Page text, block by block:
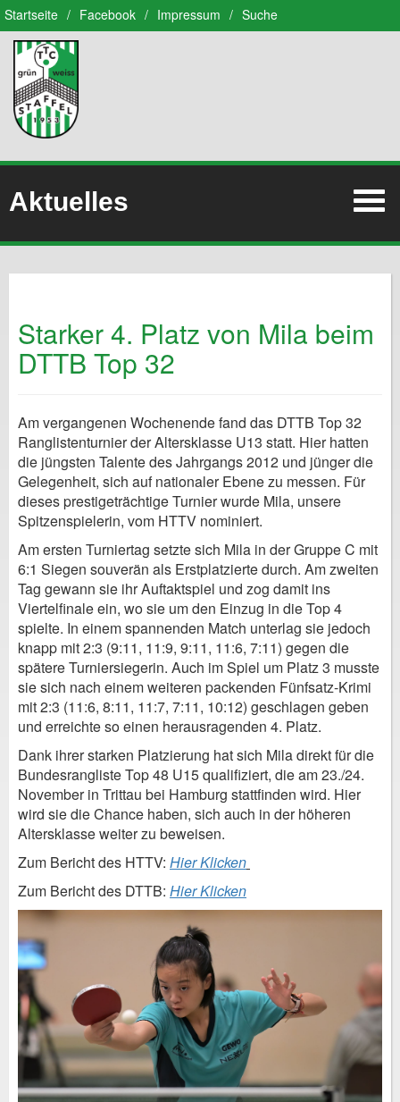
Startseite / Facebook / Impressum / Suche
Aktuelles
Starker 4. Platz von Mila beim
DTTB Top 32
Am vergangenen Wochenende fand das DTTB Top 32
Ranglistenturnier der Altersklasse U13 statt. Hier hatten
die jüngsten Talente des Jahrgangs 2012 und jünger die
Gelegenheit, sich auf nationaler Ebene zu messen. Für
dieses prestigeträchtige Turnier wurde Mila, unsere
Spitzenspielerin, vom HTTV nominiert.
Am ersten Turniertag setzte sich Mila in der Gruppe C mit
6:1 Siegen souverän als Erstplatzierte durch. Am zweiten
Tag gewann sie ihr Auftaktspiel und zog damit ins
Viertelfinale ein, wo sie um den Einzug in die Top 4
spielte. In einem spannenden Match unterlag sie jedoch
knapp mit 2:3 (9:11, 11:9, 9:11, 11:6, 7:11) gegen die
spätere Turniersiegerin. Auch im Spiel um Platz 3 musste
sie sich nach einem weiteren packenden Fünfsatz-Krimi
mit 2:3 (11:6, 8:11, 11:7, 7:11, 10:12) geschlagen geben
und erreichte so einen herausragenden 4. Platz.
Dank ihrer starken Platzierung hat sich Mila direkt für die
Bundesrangliste Top 48 U15 qualifiziert, die am 23./24.
November in Trittau bei Hamburg stattfinden wird. Hier
wird sie die Chance haben, sich auch in der höheren
Altersklasse weiter zu beweisen.
Zum Bericht des HTTV: Hier Klicken
Zum Bericht des DTTB: Hier Klicken